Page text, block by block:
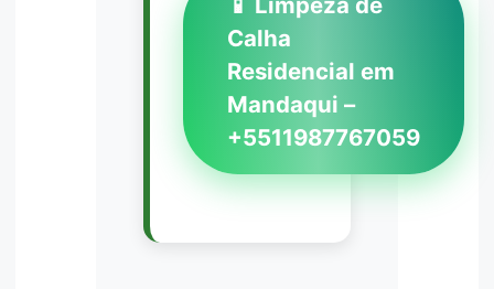
Calha
Residencial em
Mandaqui –
+5511987767059